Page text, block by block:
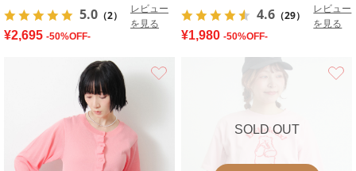
5.0 （2）
レビュー
を見る
¥2,695 -50%OFF-
4.6 （29）
レビュー
を見る
¥1,980 -50%OFF-
SOLD OUT